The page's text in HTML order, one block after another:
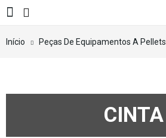
Início Peças De Equipamentos A Pellets
CINTA